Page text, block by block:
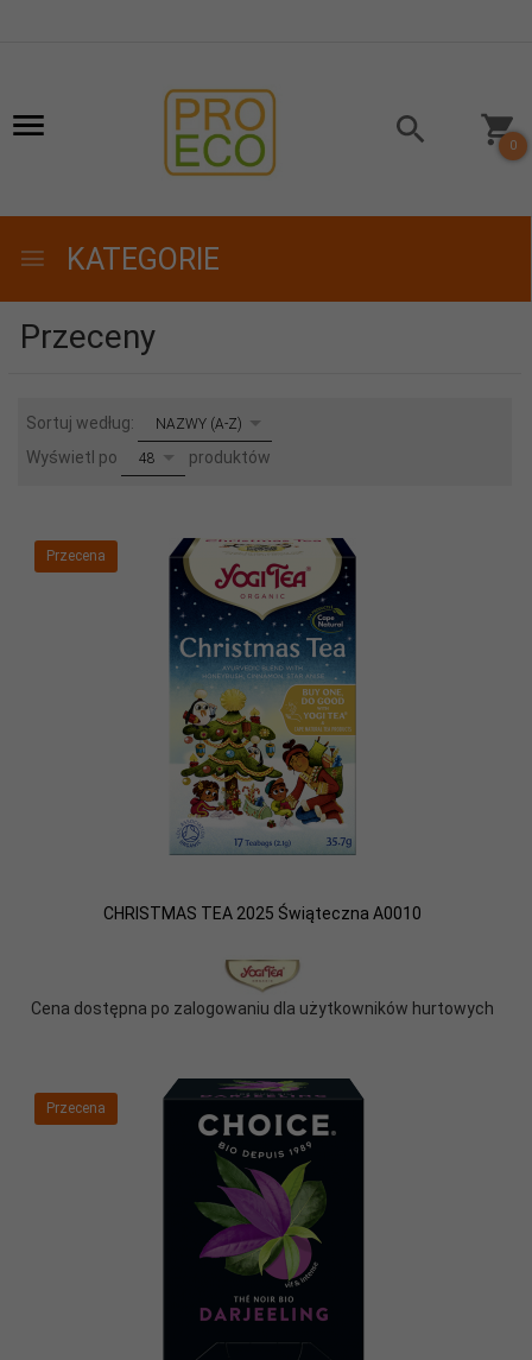
0
KATEGORIE
Przeceny
Sortuj według: sortNAZWY (A-Z)
Wyświetl po pop48 produktów
Przecena
CHRISTMAS TEA 2025 Świąteczna A0010
Cena dostępna po zalogowaniu dla użytkowników hurtowych
Przecena